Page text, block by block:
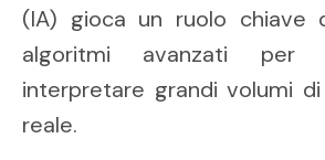
(IA) gioca un ruolo chiave
algoritmi avanzati per
interpretare grandi volumi
reale.